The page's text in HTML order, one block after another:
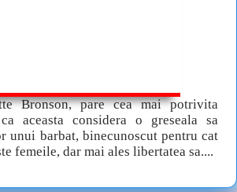
Bronson, pare cea mai potrivita
aceasta considera o greseala sa
unui barbat, binecunoscut pentru cat
femeile, dar mai ales libertatea sa....